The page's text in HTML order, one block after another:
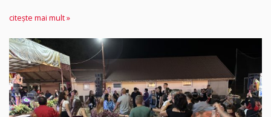
citește mai mult »